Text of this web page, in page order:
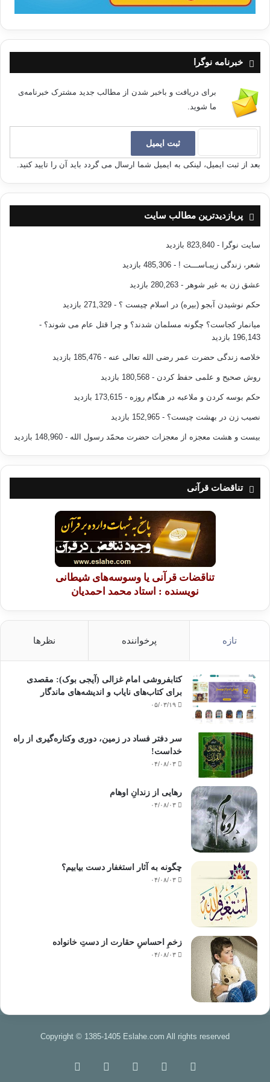
آيه این مطلب را مي‌رساند كه خداوند هر اندازه و هر گونه كه بخواهد
به كميت و كيفيت خلقت موجودات مي‌افزايد؛ زيرا او خود مي‌داند كه
هر مخلوقي چه اندازه ظرفيت داشته، و چه مقدار توانايي جهت انجام
آن، نياز دارد.
منابع و مراجع:
5ـ تفسیرالمیزان،محمدحسین طباطبایی،محمد جوادحجتی
6ـ صحیح بخاری، دارالکتاب العربی، بیروت، سال2004
قرآن
تناقضات قرآنی - جبرئیل چند بال دارد؟
کپی آدرس
خبرنامه نوگرا
برای دریافت و باخبر شدن از مطالب جدید مشترک خبرنامه‌ی
ما شوید.
بعد از ثبت ایمیل، لینکی به ایمیل شما ارسال می گردد باید آن را تایید کنید.
پربازدیدترین مطالب سایت
سایت نوگرا - 823,840 بازدید
شعر، زندگی زیبـاســـت ! - 485,306 بازدید
عشق زن به غیر شوهر - 280,263 بازدید
حکم نوشیدن آبجو (بیره) در اسلام چیست ؟ - 271,329 بازدید
میانمار کجاست؟ چگونه مسلمان شدند؟ و چرا قتل عام می شوند؟ -
196,143 بازدید
خلاصه زندگی حضرت عمر رضی الله تعالی عنه - 185,476 بازدید
روش صحیح و علمی حفظ کردن - 180,568 بازدید
حکم بوسه کردن و ملاعبه در هنگام روزه - 173,615 بازدید
نصیب زن در بهشت چیست؟ - 152,965 بازدید
بیست و هشت معجزه از معجزات حضرت محمّد رسول الله - 148,960 بازدید
تناقضات قرآنی
تناقضات قرآنی یا وسوسه‌های شیطانی
نویسنده : استاد محمد احمدیان
تازه پرخواننده نظرها
کتابفروشی امام غزالی (آیجی بوک): مقصدی
برای کتاب‌های نایاب و اندیشه‌های ماندگار
۰۵/۰۳/۱۹
سر دفتر فساد در زمین‌، دوری وکناره‌گیری از راه
خداست‌!
۰۴/۰۸/۰۳
رهایی از زندانِ اوهام
۰۴/۰۸/۰۳
چگونه به آثار استغفار دست بیابیم؟
۰۴/۰۸/۰۳
زخمِ احساسِ حقارت از دستِ خانواده
۰۴/۰۸/۰۳
Copyright © 1385-1405 Eslahe.com All rights reserved
خوراک اینستاگرام